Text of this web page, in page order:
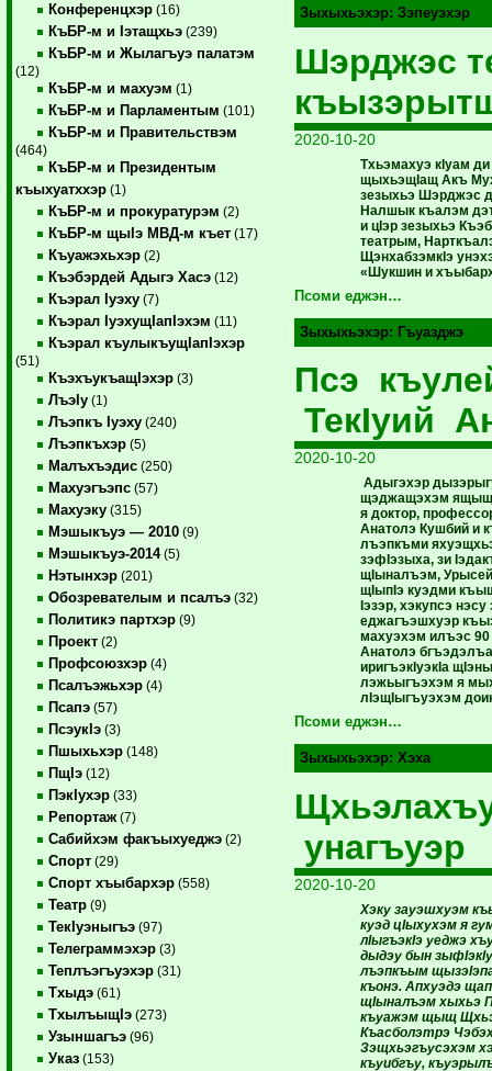
Конференцхэр (16)
КъБР-м и Iэтащхьэ (239)
КъБР-м и Жылагъуэ палатэм
(12)
КъБР-м и махуэм (1)
КъБР-м и Парламентым (101)
КъБР-м и Правительствэм
(464)
КъБР-м и Президентым
къыхуатххэр (1)
КъБР-м и прокуратурэм (2)
КъБР-м щыIэ МВД-м къет (17)
Къуажэхьхэр (2)
Къэбэрдей Адыгэ Хасэ (12)
Къэрал Iуэху (7)
Къэрал IуэхущIапIэхэм (11)
Къэрал къулыкъущIапIэхэр
(51)
КъэхъукъащIэхэр (3)
ЛъэIу (1)
Лъэпкъ Iуэху (240)
Лъэпкъхэр (5)
Малъхъэдис (250)
Махуэгъэпс (57)
Махуэку (315)
Мэшыкъуэ — 2010 (9)
Мэшыкъуэ-2014(5)
Нэтынхэр (201)
Обозревателым и псалъэ (32)
Политикэ партхэр (9)
Проект (2)
Профсоюзхэр (4)
Псалъэжьхэр (4)
Псапэ (57)
ПсэукIэ (3)
Пшыхьхэр (148)
ПщIэ (12)
ПэкIухэр (33)
Репортаж (7)
Сабийхэм факъыхуеджэ (2)
Спорт (29)
Спорт хъыбархэр (558)
Театр (9)
ТекIуэныгъэ (97)
Телеграммэхэр (3)
Теплъэгъуэхэр (31)
Тхыдэ (61)
ТхылъыщIэ (273)
Узыншагъэ (96)
Указ (153)
Зыхыхьэхэр:Зэпеуэхэр
Шэрджэс
2020-10-20
Тхьэмахуэ кIуам
щыхьэщIащ Акъ
зезыхьэ Шэрджэс
Налшык къалэм
и цIэр зезыхьэ
театрым,
ЩэнхабзэмкIэ
«Шукшин и
Псоми еджэн…
Зыхыхьэхэр: Гъуазджэ
Псэ
ТекIуий
2020-10-20
Адыгэхэр
щэджащэхэм
я доктор,
Анатолэ Кушбий и
лъэпкъми
зэфIэзыха, зи
щIыналъэм,
щIыпIэ куэдми
Iэзэр, хэкупсэ
еджагъэшхуэр
махуэхэм илъэс 90
Анатолэ
иригъэкIуэкIа
лэжьыгъэхэм я
лIэщIыгъуэхэм
Псоми еджэн…
Зыхыхьэхэр:Хэха
унагъуэр
2020-10-20
Хэку зауэшхуэм
куэд цIыхухэм я
лIыгъэкIэ уеджэ
дыдэу бын
лъэпкъым
къонэ. Апхуэдэ
щIыналъэм хыхьэ
къуажэм щыщ
Къасболэтрэ
Зэщхьэгъусэхэм
къуибгъу,